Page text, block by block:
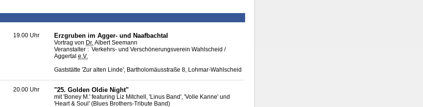
19.00 Uhr Erzgruben im Agger- und Naafbachtal
Vortrag von Dr. Albert Seemann
Veranstalter : Verkehrs- und Verschönerungsverein Wahlscheid /
Aggertal e.V.
Gaststätte 'Zur alten Linde', Bartholomäusstraße 8, Lohmar-Wahlscheid
20.00 Uhr "25. Golden Oldie Night"
mit 'Boney M.' featuring Liz Mitchell , 'Linus Band', 'Volle Kanne' und
'Heart & Soul' (Blues Brothers-Tribute Band)